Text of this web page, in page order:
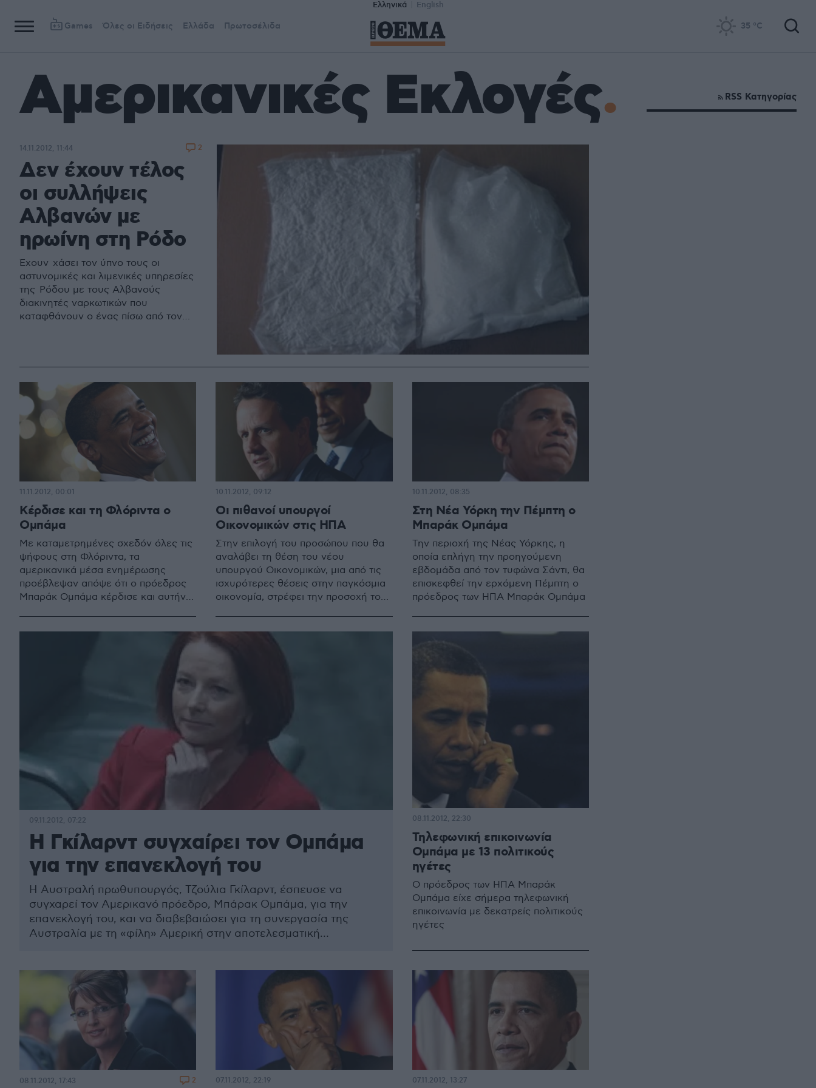
Ελληνικά English
Games Όλες οι Ειδήσεις Ελλάδα Πρωτοσέλιδα 35 °C
Αμερικανικές Εκλογές RSS Κατηγορίας
Δεν έχουν τέλος
οι συλλήψεις
Αλβανών με
ηρωίνη στη Ρόδο
Έχουν χάσει τον ύπνο τους οι
αστυνομικές και λιμενικές υπηρεσίες
της Ρόδου με τους Αλβανούς
διακινητές ναρκωτικών που
καταφθάνουν ο ένας πίσω από τον
14.11.2012, 11:44 2
Κέρδισε και τη Φλόριντα ο
Ομπάμα
Με καταμετρημένες σχεδόν όλες τις
ψήφους στη Φλόριντα, τα
αμερικανικά μέσα ενημέρωσης
προέβλεψαν απόψε ότι ο πρόεδρος
Μπαράκ Ομπάμα κέρδισε και αυτήν
11.11.2012, 00:01
Οι πιθανοί υπουργοί
Οικονομικών στις ΗΠΑ
Στην επιλογή του προσώπου που θα
αναλάβει τη θέση του νέου
υπουργού Οικονομικών, μια από τις
ισχυρότερες θέσεις στην παγκόσμια
οικονομία, στρέφει την προσοχή του
επανεκλογής του στον Λευκό Οίκο
10.11.2012, 09:12
Στη Νέα Υόρκη την Πέμπτη ο
Μπαράκ Ομπάμα
Την περιοχή της Νέας Υόρκης, η
οποία επλήγη την προηγούμενη
εβδομάδα από τον τυφώνα Σάντι, θα
επισκεφθεί την ερχόμενη Πέμπτη ο
πρόεδρος των ΗΠΑ Μπαράκ Ομπάμα
10.11.2012, 08:35
Η Γκίλαρντ συγχαίρει τον Ομπάμα
για την επανεκλογή του
Η Αυστραλή πρωθυπουργός, Τζούλια Γκίλαρντ, έσπευσε να
συγχαρεί τον Αμερικανό πρόεδρο, Μπάρακ Ομπάμα, για την
επανεκλογή του, και να διαβεβαιώσει για τη συνεργασία της
Αυστραλία με τη «φίλη» Αμερική στην αποτελεσματική
09.11.2012, 07:22
Τηλεφωνική επικοινωνία
Ομπάμα με 13 πολιτικούς
ηγέτες
Ο πρόεδρος των ΗΠΑ Μπαράκ
Ομπάμα είχε σήμερα τηλεφωνική
επικοινωνία με δεκατρείς πολιτικούς
ηγέτες
08.11.2012, 22:30
08.11.2012, 17:43 2 07.11.2012, 22:19 07.11.2012, 13:27